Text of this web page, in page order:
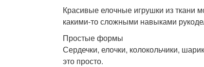
Красивые елочные игрушки из ткани
какими-то сложными навыками
Простые формы
Сердечки, елочки, колокольчики,
это просто.